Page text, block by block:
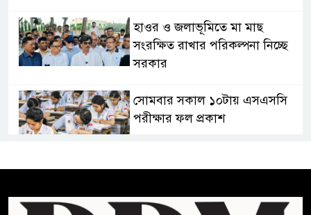
হাওর ও জলাভূমিতে মা মাছ
সংরক্ষিত রাখার পরিকল্পনা নিচ্ছে
সরকার
সোমবার সকাল ১০টায় এসএসসি
পরীক্ষার ফল প্রকাশ
প্রধানমন্ত্রী